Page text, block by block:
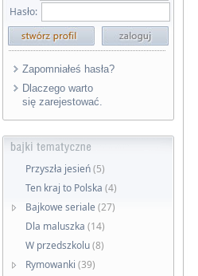
Hasło:
Zapomniałeś hasła?
Dlaczego warto
się zarejestować.
Przyszła jesień(5)
Ten kraj to Polska (4)
Bajkowe seriale (27)
Dla maluszka (14)
W przedszkolu(8)
Rymowanki (39)